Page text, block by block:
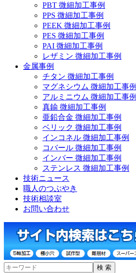
PBT 微細加工事例
PPS 微細加工事例
PEEK 微細加工事例
PES 微細加工事例
PAI 微細加工事例
レザミン 微細加工事例
金属事例
チタン 微細加工事例
マグネシウム 微細加工事例
アルミニウム 微細加工事例
真鍮 微細加工事例
亜鉛合金 微細加工事例
ベリック 微細加工事例
インコネル 微細加工事例
コバール 微細加工事例
インバー 微細加工事例
ステンレス 微細加工事例
技術ニュース
職人のつぶやき
技術相談室
お問い合わせ